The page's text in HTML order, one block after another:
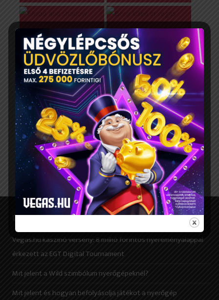
Blood And Shadow Benji Killed In Vegas
Walk Of Shame Dead Canary
Pearl Harbor Rock Bottom
ÉRDEKES CIKKEK
Vegas.hu kaszinó verseny: 8 millió forintos nyereményalappal
érkezett az EGT Digital Tournament
Mit jelent a Wild szimbólum nyerőgépeknél?
Mit jelent és hogyan befolyásolja játékot a nyerőgép